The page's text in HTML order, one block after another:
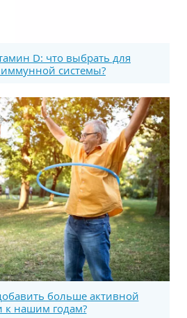
D: что выбрать для
системы?
больше активной
к нашим годам?